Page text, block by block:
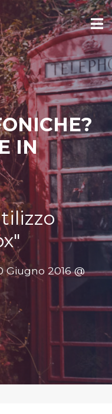
IN
Giugno 2016 @